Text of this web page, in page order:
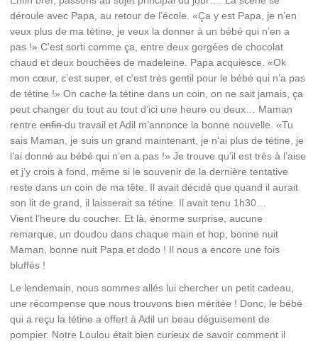
déroule avec Papa, au retour de l’école. «Ça y est Papa, je n’en
veux plus de ma tétine, je veux la donner à un bébé qui n’en a
pas !» C’est sorti comme ça, entre deux gorgées de chocolat
chaud et deux bouchées de madeleine. Papa acquiesce. «Ok
mon cœur, c’est super, et c’est très gentil pour le bébé qui n’a pas
de tétine !» On cache la tétine dans un coin, on ne sait jamais, ça
peut changer du tout au tout d’ici une heure ou deux… Maman
rentreenfindu travail et Adil m’annonce la bonne nouvelle. «Tu
sais Maman, je suis un grand maintenant, je n’ai plus de tétine, je
l’ai donné au bébé qui n’en a pas !» Je trouve qu’il est très à l’aise
et j’y crois à fond, même si le souvenir de la dernière tentative
reste dans un coin de ma tête. Il avait décidé que quand il aurait
son lit de grand, il laisserait sa tétine. Il avait tenu 1h30…
Vient l’heure du coucher. Et là, énorme surprise, aucune
remarque, un doudou dans chaque main et hop, bonne nuit
Maman, bonne nuit Papa et dodo ! Il nous a encore une fois
bluffés !
Le lendemain, nous sommes allés lui chercher un petit cadeau,
une récompense que nous trouvons bien méritée ! Donc, le bébé
qui a reçu la tétine a offert à Adil un beau déguisement de
pompier. Notre Loulou était bien curieux de savoir comment il